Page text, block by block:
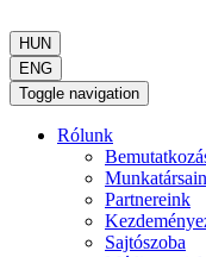
HUN
ENG
Toggle navigation
Rólunk
Partnereink
Sajtószoba